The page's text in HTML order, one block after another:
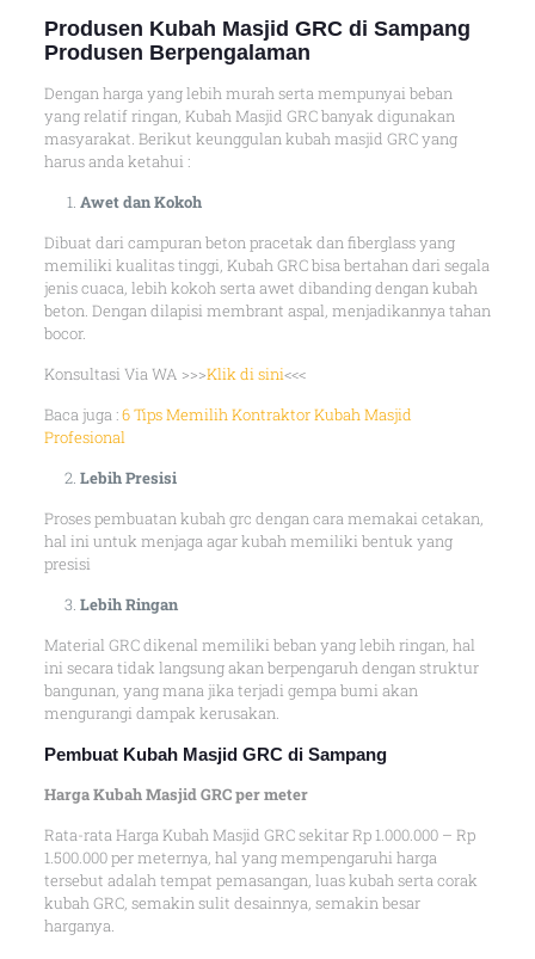
Produsen Kubah Masjid GRC di Sampang
Produsen Berpengalaman
Dengan harga yang lebih murah serta mempunyai beban
yang relatif ringan, Kubah Masjid GRC banyak digunakan
masyarakat. Berikut keunggulan kubah masjid GRC yang
harus anda ketahui :
Awet dan Kokoh
Dibuat dari campuran beton pracetak dan fiberglass yang
memiliki kualitas tinggi, Kubah GRC bisa bertahan dari segala
jenis cuaca, lebih kokoh serta awet dibanding dengan kubah
beton. Dengan dilapisi membrant aspal, menjadikannya tahan
bocor.
Konsultasi Via WA >>>Klik di sini<<<
Baca juga :6 Tips Memilih Kontraktor Kubah Masjid
Profesional
Lebih Presisi
Proses pembuatan kubah grc dengan cara memakai cetakan,
hal ini untuk menjaga agar kubah memiliki bentuk yang
presisi
Lebih Ringan
Material GRC dikenal memiliki beban yang lebih ringan, hal
ini secara tidak langsung akan berpengaruh dengan struktur
bangunan, yang mana jika terjadi gempa bumi akan
mengurangi dampak kerusakan.
Pembuat Kubah Masjid GRC di Sampang
Harga Kubah Masjid GRC per meter
Rata-rata Harga Kubah Masjid GRC sekitar Rp 1.000.000 – Rp
1.500.000 per meternya, hal yang mempengaruhi harga
tersebut adalah tempat pemasangan, luas kubah serta corak
kubah GRC, semakin sulit desainnya, semakin besar
harganya.